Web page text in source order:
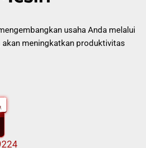
usaha Anda melalui
meningkatkan produktivitas